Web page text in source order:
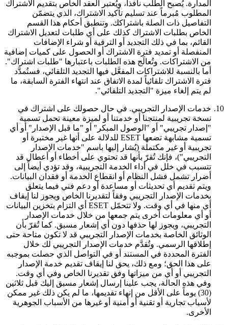
المدارة. يُصبح الطلب نافذاً، ويُعتبر العقد الخاص بتقديم الاشتراك
المطلوب مُبرماً عند تسليم تأكيد الاشتراك، الذي يتضمّن
التفاصيل ذات الصلة باشتراكك. وتنطبق أحكام هذا القسم
الخاص بطلبات الاشتراك كذلك على أي طلبات لتعديل الاشتراك
القائم، بما في ذلك التجديد أو الترقية أو شراء الإضافات
المنفصلة أو تمديد فترة الاشتراك أو الحصول على كميات إضافية
من الاشتراكات. وتُعالَج هذه الطلبات باعتبارها "طلبات اشتراك".
أما بالنسبة للاشتراكات المفعَّل فيها التجديد التلقائي، فستُمدَّد
فترة الاشتراك تلقائياً لمدة الاتفاق عند انتهاء الفترة السابقة، ما
لم يتم إلغاء ميزة "التجديد التلقائي".
10. خدمات الإصدار التجريبي. في حال حصولك على اشتراك في
نسخة تجريبية لمنتجنا أو خدمتنا أو لميزة معينة تحمل تسمية
"إصدار تجريبي" أو "الوصول المبكر" أو "ما قبل الإصدار" أو أي
تسمية مشابهة تضعها ESET للدلالة على أنها غير مختبرة أو
تجريبية أو غير مكتملة (يُشار إليها باسم "خدمات الإصدار
التجريبي")، فإنك تُقرّ بأنها قد تحتوي على أخطاء أو أعطال قد
تتسبب في خلل في أداء الخدمة التجريبية، وقد تؤدي أيضاً إلى
أضرار تشمل فشل النظام أو انقطاع الخدمة أو فقدان البيانات.
ويتم تقديم أي تحديثات أو مساعدة أو دعم فني فيما يتعلق
بخدمات الإصدار التجريبي وفقاً لتقديرنا الخاص ويجوز لنا إيقاف
أي منها في أي وقت. ولا تتحمّل ESET أي التزام بتخزين البيانات
أو أي معلومات أخرى يتم جمعها من خلال خدمات الإصدار
التجريبي، ويجوز لها حذفها دون أي إشعار مسبق. كما تُقرّ بأن
الوثائق الخاصة بخدمات الإصدار التجريبي قد لا تكون متاحة حتى
إطلاقها الرسمي. وتُقدَّم خدمات الإصدار التجريبي لك خلال
الفترة المحددة في المستند أو في التواصل الذي حصلت بموجبه
على هذا الحق؛ ومع ذلك، يحق لنا إيقاف تقديم خدمة الإصدار
التجريبي أو أي من ميزاتها وفق تقديرنا الخاص وفي أي وقت.
وفي هذه الحالة، يجب علينا إرسال إشعار مسبق إليك قبل ثلاثين
(30) يوماً على الأقل من إنهاء تقديمها، ما لم يكن ذلك غير ممكن
لأسباب تجارية أو تقنية أو أمنية أو غيرها من الأسباب الجوهرية
الأخرى.